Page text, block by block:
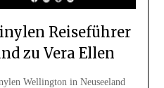
Reiseführer
zu Vera Ellen
Wellington in Neuseeland